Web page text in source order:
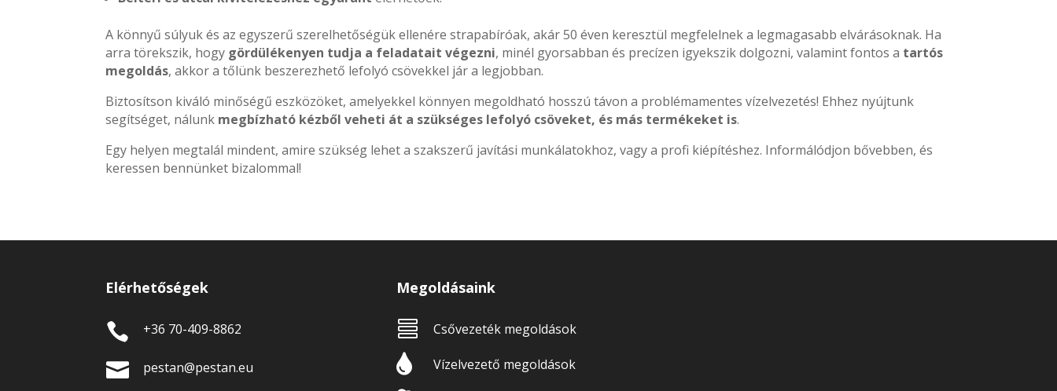
A könnyű súlyuk és az egyszerű szerelhetőségük ellenére strapabíróak, akár 50 éven keresztül megfelelnek a legmagasabb elvárásoknak. Ha
arra törekszik, hogy gördülékenyen tudja a feladatait végezni, minél gyorsabban és precízen igyekszik dolgozni, valamint fontos a tartós
megoldás, akkor a tőlünk beszerezhető lefolyó csövekkel jár a legjobban.
Biztosítson kiváló minőségű eszközöket, amelyekkel könnyen megoldható hosszú távon a problémamentes vízelvezetés! Ehhez nyújtunk
segítséget, nálunk megbízható kézből veheti át a szükséges lefolyó csöveket, és más termékeket is.
Egy helyen megtalál mindent, amire szükség lehet a szakszerű javítási munkálatokhoz, vagy a profi kiépítéshez. Informálódjon bővebben, és
keressen bennünket bizalommal!
Elérhetőségek
 +36 70-409-8862
 pestan@pestan.eu
Megoldásaink
 Csővezeték megoldások
 Vízelvezető megoldások